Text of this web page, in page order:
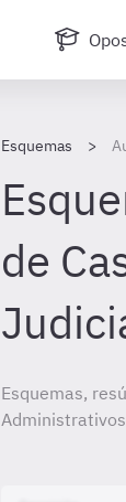
Esquemas
de
Esquemas,